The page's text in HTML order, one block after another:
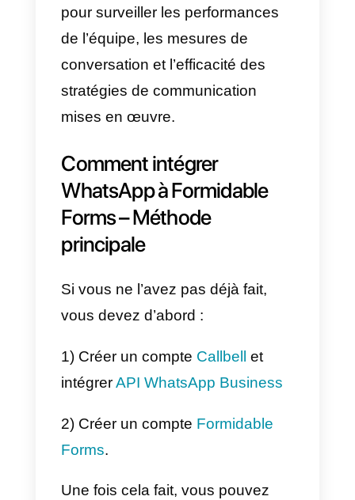
Telegrampour centraliser les
canaux de support et offrir une
meilleure expérience au client
final, le tout dans une solution
En bref, Callbell offre la possibilité
de consolider plusieurs canaux
seul endroit, permettant aux
de servir les clients plus
efficacement et sans avoir à
basculer entre différentes
applications. De plus, la
plateforme dispose d’outils